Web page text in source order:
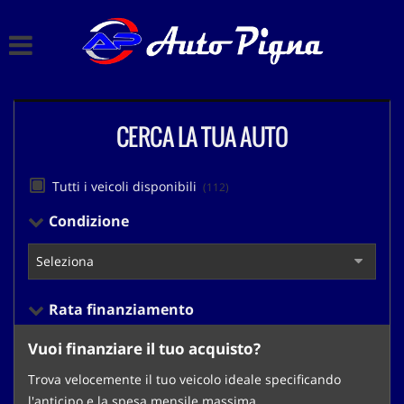
ACQUISTIAMO USATO
CERCA LA TUA AUTO
Tutti i veicoli disponibili (112)
Condizione
Rata finanziamento
Vuoi finanziare il tuo acquisto?
Trova velocemente il tuo veicolo ideale specificando
tue
consenso
pannello
ti
consente
di
esprimere
tue
preferenze
di
alle
tecnologie
di